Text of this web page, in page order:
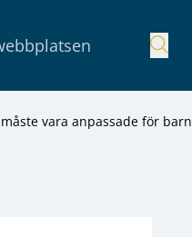
vara anpassade för barn